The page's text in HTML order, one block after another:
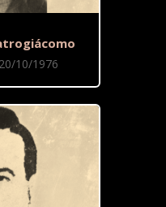
10/1976